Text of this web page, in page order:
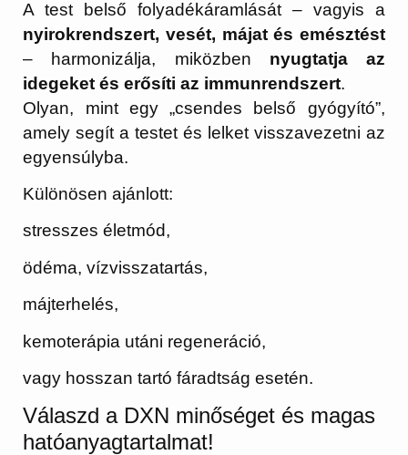
A test belső folyadékáramlását – vagyis a
nyirokrendszert, vesét, májat és emésztést
– harmonizálja, miközben nyugtatja az
idegeket és erősíti az immunrendszert.
Olyan, mint egy „csendes belső gyógyító”,
amely segít a testet és lelket visszavezetni az
egyensúlyba.
Különösen ajánlott:
stresszes életmód,
ödéma, vízvisszatartás,
májterhelés,
kemoterápia utáni regeneráció,
vagy hosszan tartó fáradtság esetén.
Válaszd a DXN minőséget és magas
hatóanyagtartalmat!